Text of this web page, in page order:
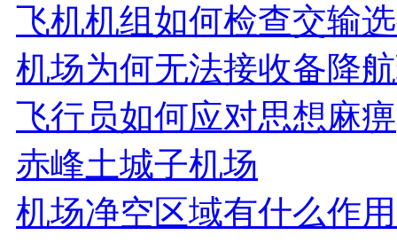
飞机机组如何检查交输
机场为何无法接收备降
飞行员如何应对思想麻痹
赤峰土城子机场
机场净空区域有什么作